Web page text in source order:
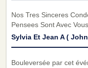
Nos Tres Sinceres
Pensees Sont Avec
Sylvia Et Jean A (
Bouleversée par cet